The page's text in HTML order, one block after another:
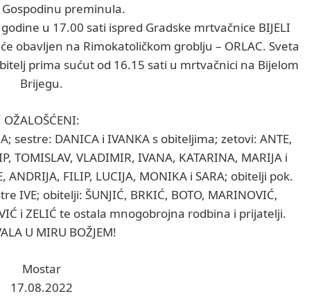
preminula.
u 17.00 sati ispred Gradske mrtvačnice BIJELI
obavljen na Rimokatoličkom groblju – ORLAC. Sveta
prima sućut od 16.15 sati u mrtvačnici na Bijelom
Brijegu.
OŽALOŠĆENI:
sestre: DANICA i IVANKA s obiteljima; zetovi: ANTE,
TOMISLAV, VLADIMIR, IVANA, KATARINA, MARIJA i
FILIP, LUCIJA, MONIKA i SARA; obitelji pok.
IVE; obitelji: ŠUNJIĆ, BRKIĆ, BOTO, MARINOVIĆ,
i ZELIĆ te ostala mnogobrojna rodbina i prijatelji.
U MIRU BOŽJEM!
Mostar
17.08.2022